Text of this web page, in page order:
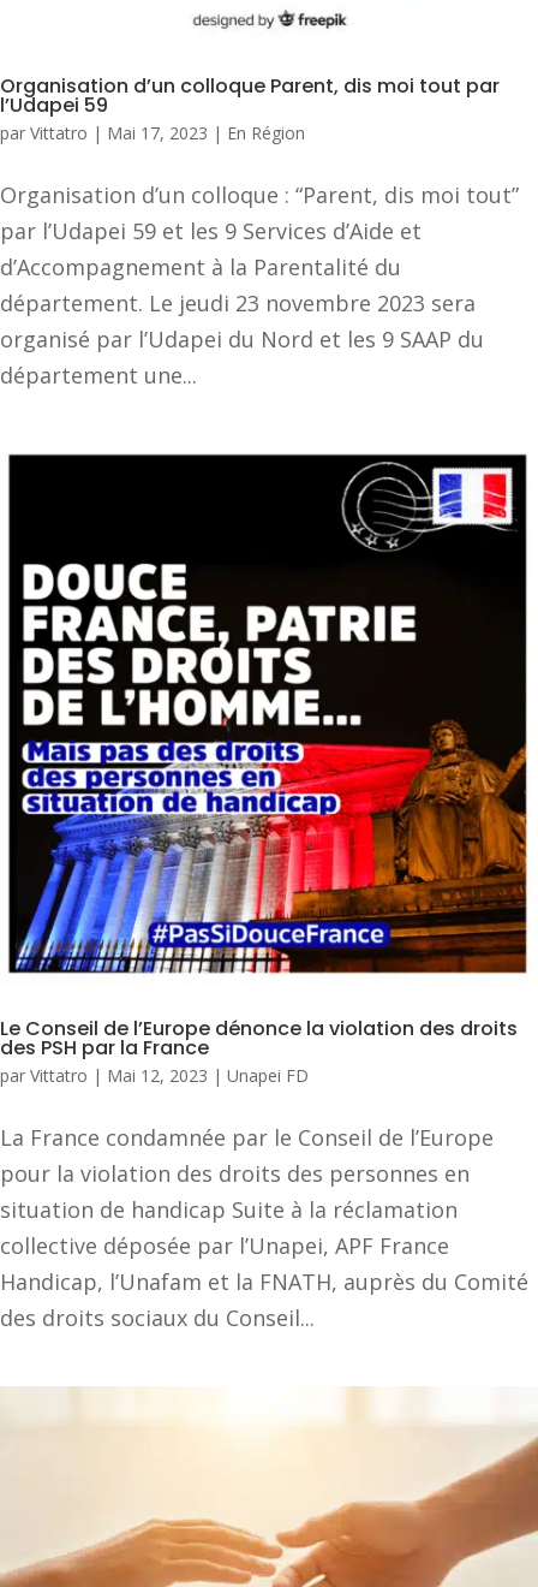
Organisation d’un colloque Parent, dis moi tout par
l’Udapei 59
par Vittatro | Mai 17, 2023 | En Région
Organisation d’un colloque : “Parent, dis moi tout”
par l’Udapei 59 et les 9 Services d’Aide et
d’Accompagnement à la Parentalité du
département. Le jeudi 23 novembre 2023 sera
organisé par l’Udapei du Nord et les 9 SAAP du
département une...
Le Conseil de l’Europe dénonce la violation des droits
des PSH par la France
par Vittatro | Mai 12, 2023 | Unapei FD
La France condamnée par le Conseil de l’Europe
pour la violation des droits des personnes en
situation de handicap Suite à la réclamation
collective déposée par l’Unapei, APF France
Handicap, l’Unafam et la FNATH, auprès du Comité
des droits sociaux du Conseil...